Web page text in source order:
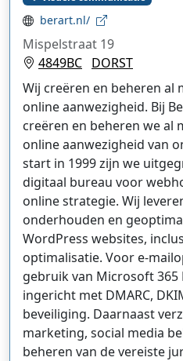
berart.nl/
Mispelstraat 19
4849BC DORST
Wij creëren en beheren al
online aanwezigheid. Bij
creëren en beheren we al
online aanwezigheid van
start in 1999 zijn we
digitaal bureau voor
online strategie. Wij
onderhouden en
WordPress websites,
optimalisatie. Voor e-
gebruik van Microsoft 365
ingericht met DMARC,
beveiliging. Daarnaast
marketing, social media
beheren van de vereiste